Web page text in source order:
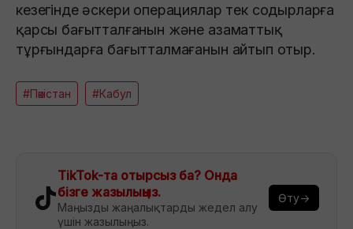
кезегінде әскери операциялар тек содырларға
қарсы бағытталғанын және азаматтық
тұрғындарға бағытталмағанын айтып отыр.
#Пәкістан #Кабул
TikTok-та отырсыз ба? Онда
бізге жазылыңыз.
Маңызды жаңалықтарды жедел алу
үшін жазылыңыз.
Өту→